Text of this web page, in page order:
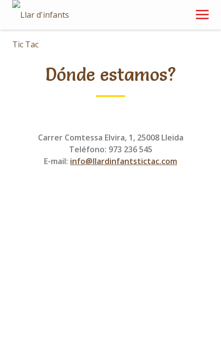
Skip
content
Dónde estamos?
Carrer Comtessa Elvira, 1, 25008 Lleida
Teléfono: 973 236 545
E-mail: info@llardinfantstictac.com